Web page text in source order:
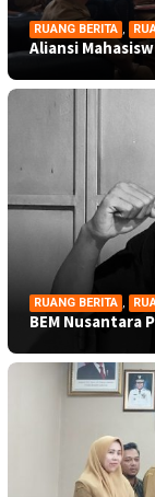
RUANG BERITA ,
Aliansi
RUANG BERITA ,
BEM